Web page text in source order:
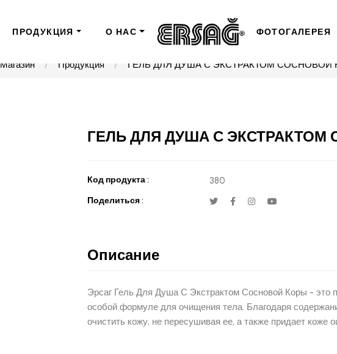
ПРОДУКЦИЯ О НАС ФОТОГАЛЕРЕЯ
Магазин Продукция ГЕЛЬ ДЛЯ ДУША С ЭКСТРАКТОМ СОСНОВОЙ
ГЕЛЬ ДЛЯ ДУША С ЭКСТРАКТОМ
Код продукта : 380
Поделиться :
Описание
Эрсаг Гель Для Душа С Экстрактом Сосновой Коры - это
особой формуле для очищения тела. Благодаря
очистить кожу, не пересушивая ее, а также придает